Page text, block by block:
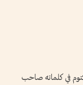
في كلماته صاحب